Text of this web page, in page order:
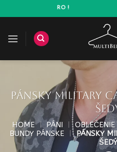
na
Pánsky military
HOME | PÁNI |
BUNDY PÁNSKE
| PÁNSKY
ŠEDÝ